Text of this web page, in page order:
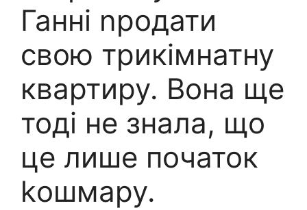
Ганні nродати
свою трикімнатну
квартиру. Вона ще
тоді не знала, що
це лише початок
kошмару.